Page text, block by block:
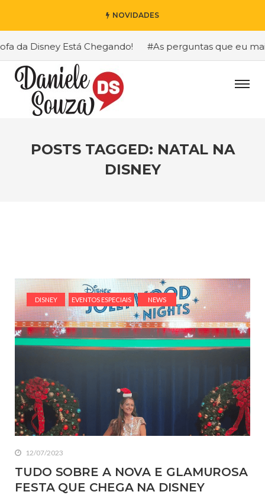
NOVIDADES
Está Chegando! #As perguntas que eu mais
POSTS TAGGED: NATAL NA
DISNEY
DISNEY EVENTOS ESPECIAIS NEWS
12/07/2023
TUDO SOBRE A NOVA E GLAMUROSA
FESTA QUE CHEGA NA DISNEY